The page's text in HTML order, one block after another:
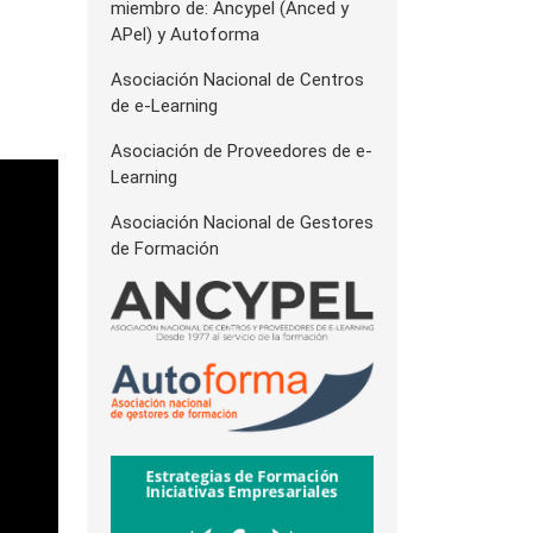
miembro de: Ancypel (Anced y
APel) y Autoforma
Asociación Nacional de Centros
de e-Learning
Asociación de Proveedores de e-
Learning
Asociación Nacional de Gestores
de Formación